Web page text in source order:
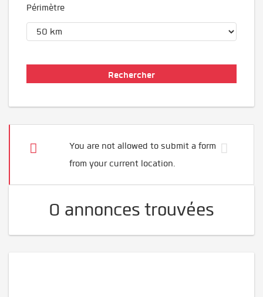
Périmètre
You are not allowed to submit a form
from your current location.
0 annonces trouvées